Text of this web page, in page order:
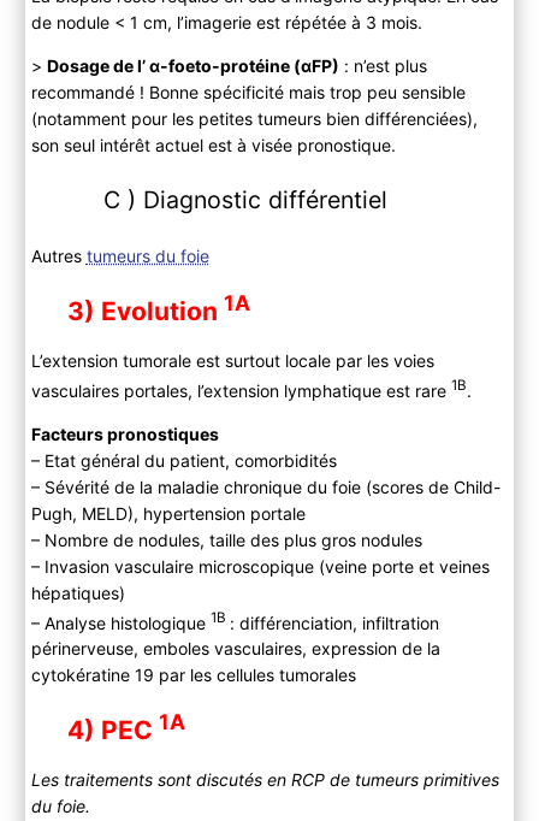
de nodule < 1 cm, l’imagerie est répétée à 3 mois.
> Dosage de l’ α-foeto-protéine (αFP) : n’est plus
recommandé ! Bonne spécificité mais trop peu sensible
(notamment pour les petites tumeurs bien différenciées),
son seul intérêt actuel est à visée pronostique.
C ) Diagnostic différentiel
Autres tumeurs du foie
3) Evolution 1A
L’extension tumorale est surtout locale par les voies
vasculaires portales, l’extension lymphatique est rare 1B.
Facteurs pronostiques
– Etat général du patient, comorbidités
– Sévérité de la maladie chronique du foie (scores de Child-
Pugh, MELD), hypertension portale
– Nombre de nodules, taille des plus gros nodules
– Invasion vasculaire microscopique (veine porte et veines
hépatiques)
– Analyse histologique 1B : différenciation, infiltration
périnerveuse, emboles vasculaires, expression de la
cytokératine 19 par les cellules tumorales
4) PEC 1A
Les traitements sont discutés en RCP de tumeurs primitives
du foie.